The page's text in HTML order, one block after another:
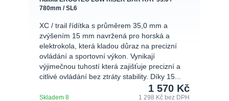
780mm / SL6
XC / trail řídítka s průměrem 35,0 mm a
zvýšením 15 mm navržená pro horská a
elektrokola, která kladou důraz na precizní
ovládání a sportovní výkon. Vynikají
výjimečnou tuhostí která zajišťuje precizní a
citlivé ovládání bez ztráty stability. Díky 15...
1 570 Kč
1 298 Kčbez DPH
Skladem 8